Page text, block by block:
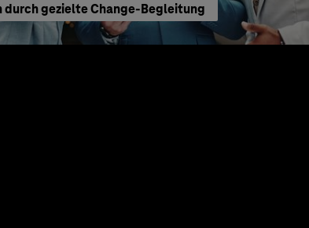
gezielte Change-Begleitung